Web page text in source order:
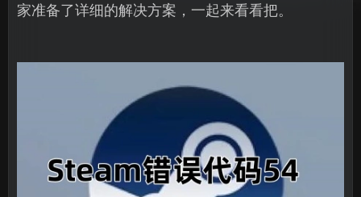
家准备了详细的解决方案，一起来看看把。